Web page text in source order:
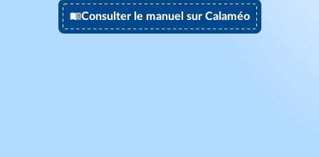
Consulter le manuel sur Calaméo